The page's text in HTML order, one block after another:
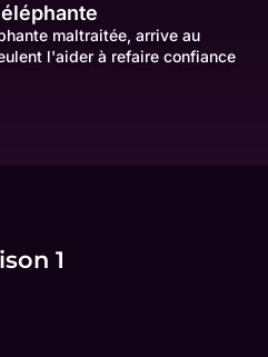
maltraitée, arrive au
l'aider à refaire confiance
1